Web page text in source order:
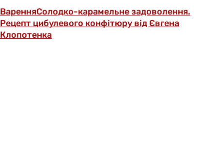
ВаренняСолодко-карамельне задоволення.
Рецепт цибулевого конфітюру від Євгена
Клопотенка